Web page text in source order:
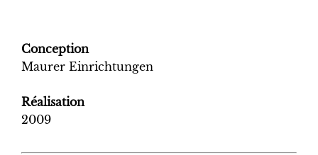
Conception
Maurer Einrichtungen
Réalisation
2009